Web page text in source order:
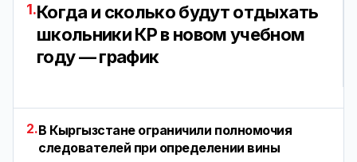
1.Когда и сколько будут отдыхать
школьники КР в новом учебном
году — график
2.В Кыргызстане ограничили полномочия
следователей при определении вины